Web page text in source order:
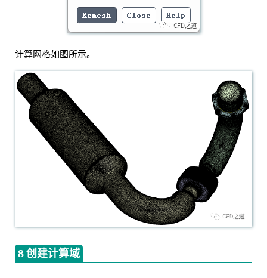
计算网格如图所示。
8 创建计算域